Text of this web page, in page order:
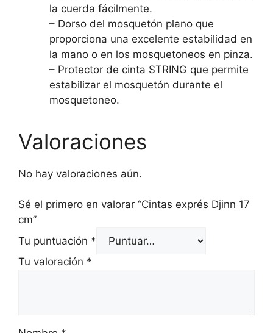
la cuerda fácilmente.
– Dorso del mosquetón plano que
proporciona una excelente estabilidad en
la mano o en los mosquetoneos en pinza.
– Protector de cinta STRING que permite
estabilizar el mosquetón durante el
mosquetoneo.
Valoraciones
No hay valoraciones aún.
Sé el primero en valorar “Cintas exprés Djinn 17
cm”
Tu puntuación *
Tu valoración *